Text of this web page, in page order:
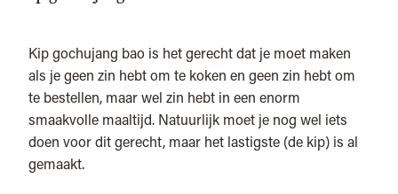
Kip gochujang bao is het gerecht dat je moet maken
als je geen zin hebt om te koken en geen zin hebt om
te bestellen, maar wel zin hebt in een enorm
smaakvolle maaltijd. Natuurlijk moet je nog wel iets
doen voor dit gerecht, maar het lastigste (de kip) is al
gemaakt.